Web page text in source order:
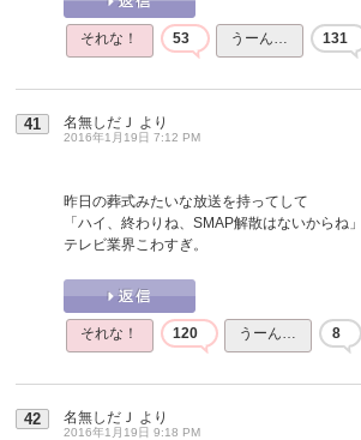
それな！ 53 うーん… 131
41 名無しだＪ より
2016年1月19日 7:12 PM
昨日の葬式みたいな放送を持ってして
「ハイ、終わりね、SMAP解散はないからね
テレビ業界こわすぎ。
それな！ 120 うーん… 8
42 名無しだＪ より
2016年1月19日 9:18 PM